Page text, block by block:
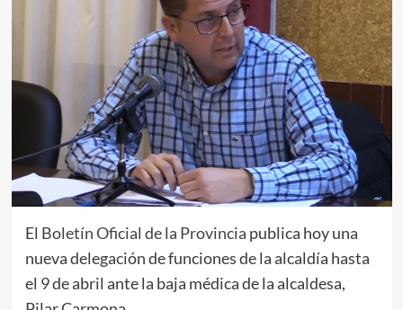
El Boletín Oficial de la Provincia publica hoy una
nueva delegación de funciones de la alcaldía hasta
el 9 de abril ante la baja médica de la alcaldesa,